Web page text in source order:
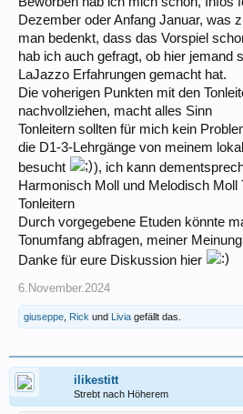
Dezember oder Anfang Januar, was
man bedenkt, dass das Vorspiel
hab ich auch gefragt, ob hier jemand
LaJazzo Erfahrungen gemacht hat.
Die voherigen Punkten mit den
nachvollziehen, macht alles Sinn
Tonleitern sollten für mich kein
die D1-3-Lehrgänge von meinem
besucht
), ich kann
Harmonisch Moll und Melodisch Moll
Tonleitern
Durch vorgegebene Etuden könnte
Tonumfang abfragen, meiner
Danke für eure Diskussion hier
6.November.2024
giuseppe Rick und Livia gefällt das.
ilikestitt
Strebt nach Höherem